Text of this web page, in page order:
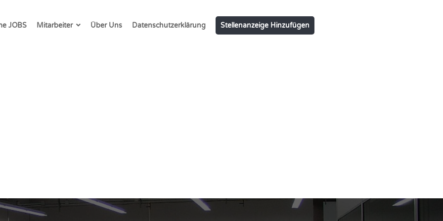
JOBS Mitarbeiter Über Uns Datenschutzerklärung Stellenanzeige Hinzufügen